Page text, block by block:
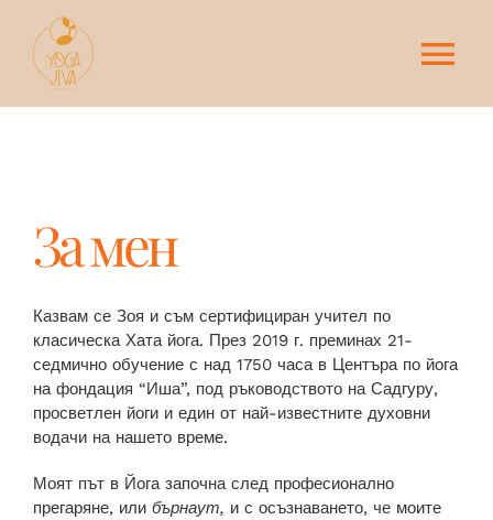
content
ОСНОВНИ ПРАКТИКИ
ДРУГИ ПРАКТИКИ
За Йога-Жива
Контакти
За мен
Казвам се Зоя и съм сертифициран учител по
класическа Хата йога. През 2019 г. преминах 21-
седмично обучение с над 1750 часа в Центъра по йога
на фондация “Иша”, под ръководството на Садгуру,
просветлен йоги и един от най-известните духовни
водачи на нашето време.
Моят път в Йога започна след професионално
прегаряне, или бърнаут, и с осъзнаването, че моите